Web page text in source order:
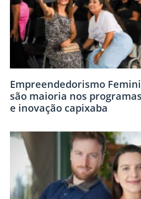
Empreendedorismo
são maioria nos
e inovação capixaba